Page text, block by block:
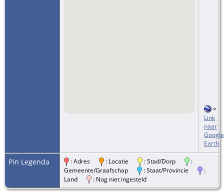
=
Link
naar
Google
Earth
Pin Legenda : Adres : Locatie : Stad/Dorp
:
Gemeente/Graafschap
: Staat/Provincie
:
Land
: Nog niet ingesteld